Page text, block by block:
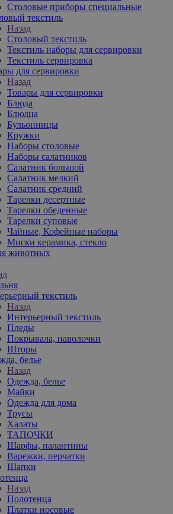
Столовые приборы специальные
текстиль
Назад
Столовый текстиль
Текстиль наборы для сервировки
Текстиль сервировка
для сервировки
Назад
Товары для сервировки
Блюда
Блюдца
Бульонницы
Кружки
Наборы столовые
Наборы салатников
Салатник большой
Салатник мелкий
Салатник средний
Тарелки десертные
Тарелки обеденные
Тарелки суповые
Чайные, Кофейные наборы
Миски керамика, стекло
животных
текстиль
Назад
Интерьерный текстиль
Пледы
Покрывала, наволочки
Шторы
белье
Назад
Одежда, белье
Майки
Одежда для дома
Трусы
Халаты
ТАПОЧКИ
Шарфы, палантины
Варежки, перчатки
Шапки
Назад
Полотенца
Платки носовые